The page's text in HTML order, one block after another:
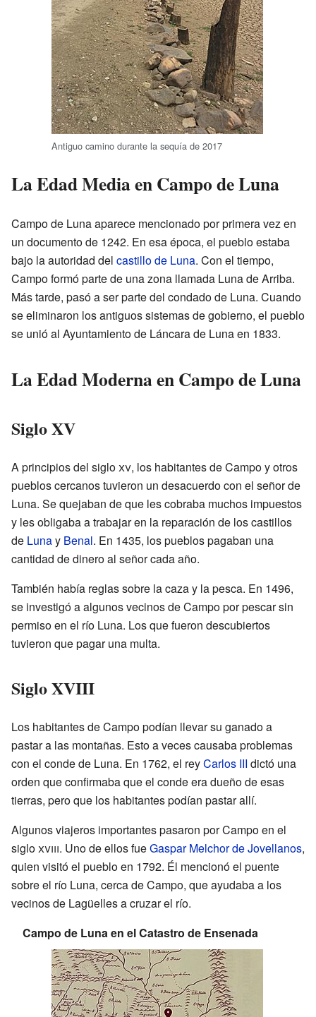
Antiguo camino durante la sequía de 2017
La Edad Media en Campo de Luna
Campo de Luna aparece mencionado por primera vez en
un documento de 1242. En esa época, el pueblo estaba
bajo la autoridad del castillo de Luna. Con el tiempo,
Campo formó parte de una zona llamada Luna de Arriba.
Más tarde, pasó a ser parte del condado de Luna. Cuando
se eliminaron los antiguos sistemas de gobierno, el pueblo
se unió al Ayuntamiento de Láncara de Luna en 1833.
La Edad Moderna en Campo de Luna
Siglo XV
A principios del sigloxv, los habitantes de Campo y otros
pueblos cercanos tuvieron un desacuerdo con el señor de
Luna. Se quejaban de que les cobraba muchos impuestos
y les obligaba a trabajar en la reparación de los castillos
de Lunay Benal. En 1435, los pueblos pagaban una
cantidad de dinero al señor cada año.
También había reglas sobre la caza y la pesca. En 1496,
se investigó a algunos vecinos de Campo por pescar sin
permiso en el río Luna. Los que fueron descubiertos
tuvieron que pagar una multa.
Siglo XVIII
Los habitantes de Campo podían llevar su ganado a
pastar a las montañas. Esto a veces causaba problemas
con el conde de Luna. En 1762, el reyCarlos III dictó una
orden que confirmaba que el conde era dueño de esas
tierras, pero que los habitantes podían pastar allí.
Algunos viajeros importantes pasaron por Campo en el
sigloxviii. Uno de ellos fueGaspar Melchor de Jovellanos,
quien visitó el pueblo en 1792. Él mencionó el puente
sobre el río Luna, cerca de Campo, que ayudaba a los
vecinos de Lagüelles a cruzar el río.
Campo de Luna en el Catastro de Ensenada